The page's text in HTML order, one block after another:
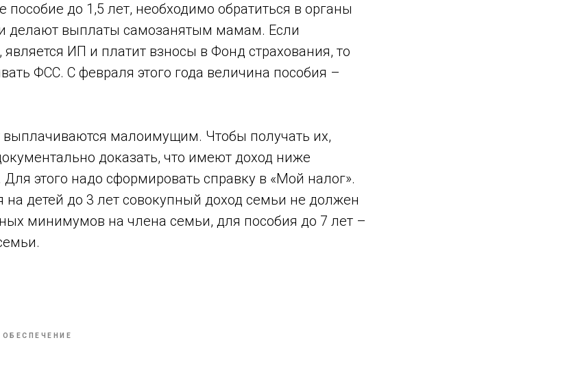
пособие до 1,5 лет, необходимо обратиться в органы
делают выплаты самозанятым мамам. Если
ИП и платит взносы в Фонд страхования, то
ФСС. С февраля этого года величина пособия –
выплачиваются малоимущим. Чтобы получать их,
доказать, что имеют доход ниже
этого надо сформировать справку в «Мой налог».
детей до 3 лет совокупный доход семьи не должен
минимумов на члена семьи, для пособия до 7 лет –